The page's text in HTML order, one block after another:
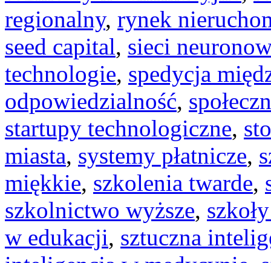
regionalny, rynek
seed capital, sieci
technologie, spedycja
odpowiedzialność,
startupy technologiczne,
miasta, systemy płatnicze,
miękkie, szkolenia twarde,
szkolnictwo wyższe,
w edukacji, sztuczna